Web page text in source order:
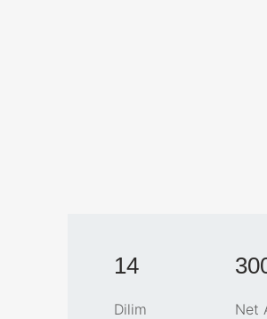
14
Dilim Net